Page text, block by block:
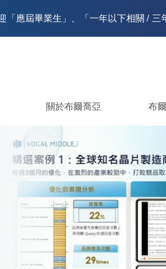
關於布爾喬亞 布